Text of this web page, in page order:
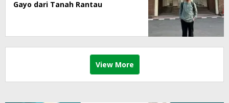
Gayo dari Tanah Rantau
View More